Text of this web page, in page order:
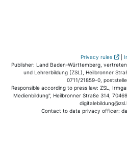
Privacy rules |
Publisher: Land Baden-Württemberg,
und Lehrerbildung (ZSL), Heilbronner
0711/21859-0,
Responsible according to press law: ZSL,
Medienbildung", Heilbronner Straße 314,
Contact to data privacy officer: